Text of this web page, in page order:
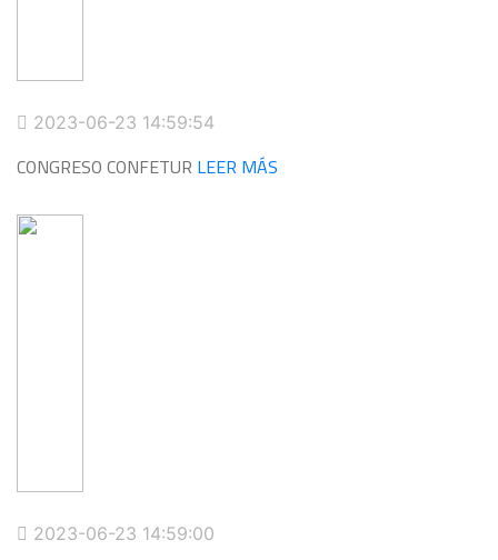
2023-06-23 14:59:54
CONGRESO CONFETUR LEER MÁS
2023-06-23 14:59:00